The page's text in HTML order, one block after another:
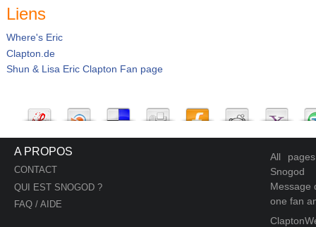
Liens
Where's Eric
Clapton.de
Shun & Lisa Eric Clapton Fan page
A PROPOS
CONTACT
QUI EST SNOGOD ?
FAQ / AIDE
All
Snogod
Message
one fan